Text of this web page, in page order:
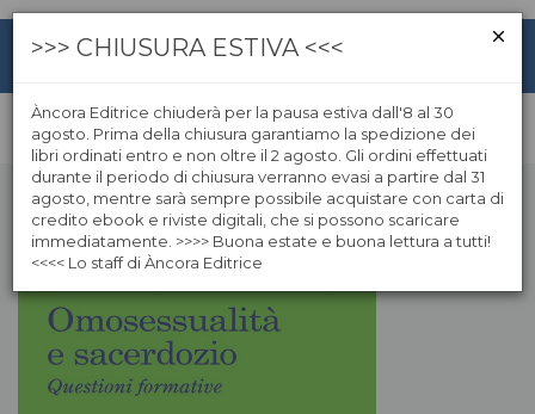
>>> CHIUSURA ESTIVA <<<
Àncora Editrice chiuderà per la pausa estiva dall'8 al 30
agosto. Prima della chiusura garantiamo la spedizione dei
libri ordinati entro e non oltre il 2 agosto. Gli ordini effettuati
durante il periodo di chiusura verranno evasi a partire dal 31
agosto, mentre sarà sempre possibile acquistare con carta di
credito ebook e riviste digitali, che si possono scaricare
immediatamente. >>>> Buona estate e buona lettura a tutti!
<<<< Lo staff di Àncora Editrice